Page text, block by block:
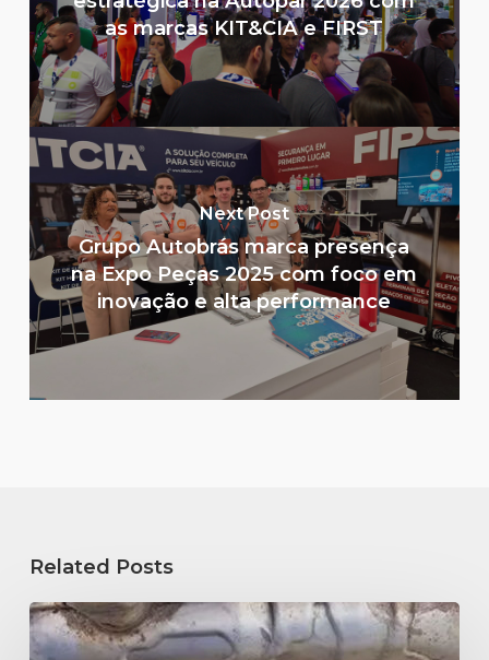
as marcas KIT&CIA e FIRST
Next Post
Grupo Autobrás marca presença
na Expo Peças 2025 com foco em
inovação e alta performance
Related Posts